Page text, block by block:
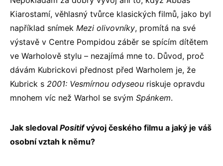
Kiarostamí, věhlasný tvůrce klasických filmů, jako byl
například snímek Mezi olivovníky, promítá na své
výstavě v Centre Pompidou záběr se spícím dítětem
ve Warholově stylu – nezajímá mne to. Důvod, proč
dávám Kubrickovi přednost před Warholem je, že
Kubrick s 2001: Vesmírnou odyseou riskuje opravdu
mnohem víc než Warhol se svým Spánkem.
Jak sledoval Positifvývoj českého filmu a jaký je váš
osobní vztah k němu?